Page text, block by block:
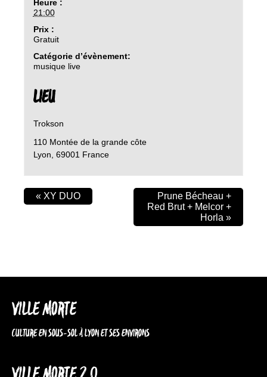
Heure :
21:00
Prix :
Gratuit
Catégorie d’évènement:
musique live
LIEU
Trokson
110 Montée de la grande côte
Lyon 69001 France
« XY DUO
Prune Bécheau +
Red Brut + Melcor +
Horla »
VILLE MORTE
CULTURE EN SOUS-SOL À LYON ET SES ENVIRONS